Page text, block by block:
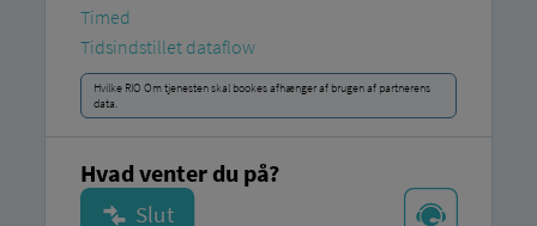
Timed
Tidsindstillet dataflow
Hvilke RIO Om tjenesten skal bookes afhænger af brugen af ​​partnerens
data.
Hvad venter du på?